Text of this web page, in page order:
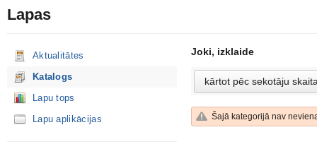
Lapas
Aktualitātes
Katalogs
Lapu tops
Lapu aplikācijas
Joki, izklaide
Šajā kategorijā nav